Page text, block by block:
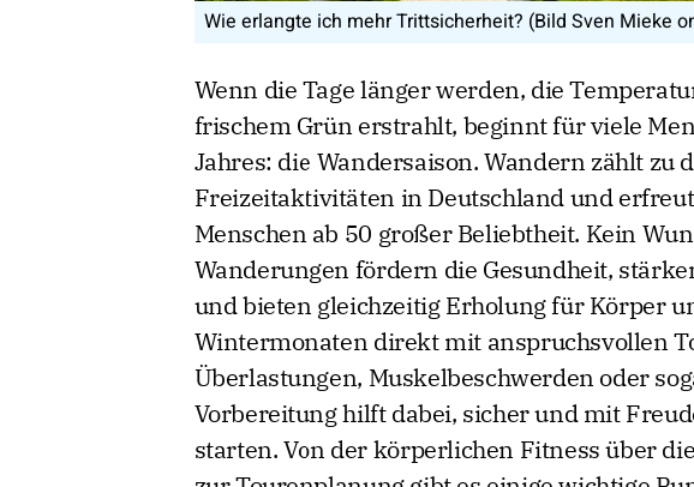
Wie erlangte ich mehr Trittsicherheit? (Bild Sven Mieke
Wenn die Tage länger werden, die
frischem Grün erstrahlt, beginnt für viele
Jahres: die Wandersaison. Wandern zählt zu
Freizeitaktivitäten in Deutschland und
Menschen ab 50 großer Beliebtheit. Kein
Wanderungen fördern die Gesundheit,
und bieten gleichzeitig Erholung für Körper
Wintermonaten direkt mit anspruchsvollen
Überlastungen, Muskelbeschwerden oder
Vorbereitung hilft dabei, sicher und mit
starten. Von der körperlichen Fitness über